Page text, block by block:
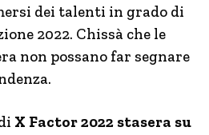
dei talenti in grado di
2022. Chissà che le
non possano far segnare
X Factor 2022 stasera su